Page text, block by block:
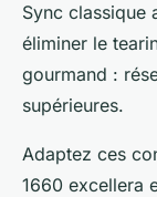
Sync classique
éliminer le
gourmand :
supérieures.
Adaptez ces
1660 excellera